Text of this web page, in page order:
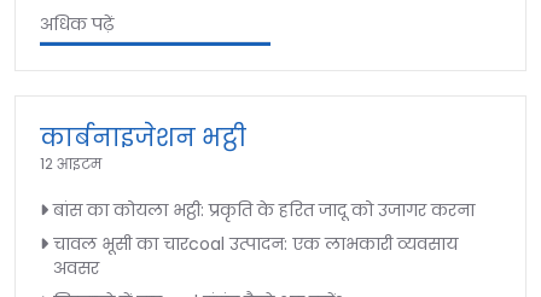
अधिक पढ़ें
कार्बनाइजेशन भट्ठी
12 आइटम
बांस का कोयला भट्ठी: प्रकृति के हरित जादू को उजागर करना
चावल भूसी का चारcoal उत्पादन: एक लाभकारी व्यवसाय
अवसर